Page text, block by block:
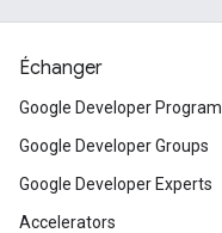
Échanger
Google Developer Program
Google Developer Groups
Google Developer Experts
Accelerators